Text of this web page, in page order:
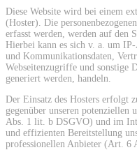
Diese Website wird bei einem
(Hoster). Die
erfasst werden, werden auf den
Hierbei kann es sich v. a. um
und Kommunikationsdaten,
Webseitenzugriffe und sonstige
generiert werden, handeln.
Der Einsatz des Hosters erfolgt
gegenüber unseren potenziellen
Abs. 1 lit. b DSGVO) und im
und effizienten Bereitstellung
professionellen Anbieter (Art. 6